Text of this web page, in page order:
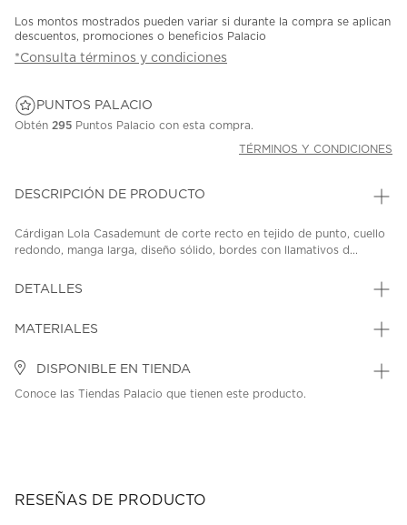
Los montos mostrados pueden variar si durante la compra se aplican
descuentos, promociones o beneficios Palacio
*Consulta términos y condiciones
PUNTOS PALACIO
Obtén 295 Puntos Palacio con esta compra.
TÉRMINOS Y CONDICIONES
DESCRIPCIÓN DE PRODUCTO
Cárdigan Lola Casademunt de corte recto en tejido de punto, cuello
redondo, manga larga, diseño sólido, bordes con llamativos d...
DETALLES
MATERIALES
DISPONIBLE EN TIENDA
Conoce las Tiendas Palacio que tienen este producto.
RESEÑAS DE PRODUCTO